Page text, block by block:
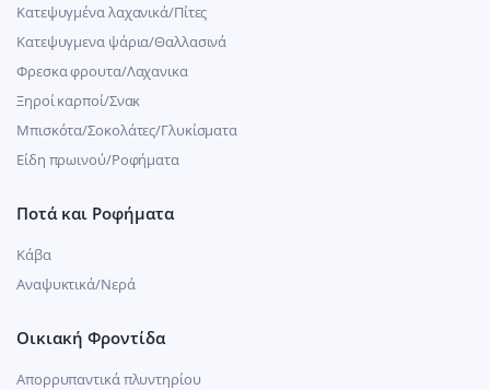
Kατεψυγμένα λαχανικά/Πίτες
Κατεψυγμενα ψάρια/Θαλλασινά
Φρεσκα φρουτα/Λαχανικα
Ξηροί καρποί/Σνακ
Μπισκότα/Σοκολάτες/Γλυκίσματα
Είδη πρωινού/Ροφήματα
Ποτά και Ροφήματα
Κάβα
Αναψυκτικά/Νερά
Οικιακή Φροντίδα
Απορρυπαντικά πλυντηρίου